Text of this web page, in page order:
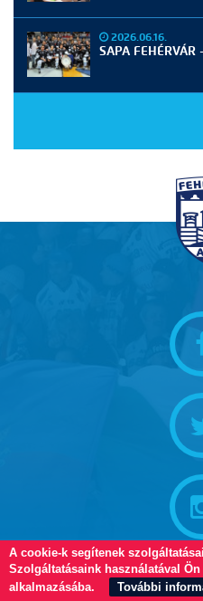
A cookie-k segítenek
Szolgáltatásaink használatával
alkalmazásába.
További
2026.06.16.
SAPA FEHÉRVÁR